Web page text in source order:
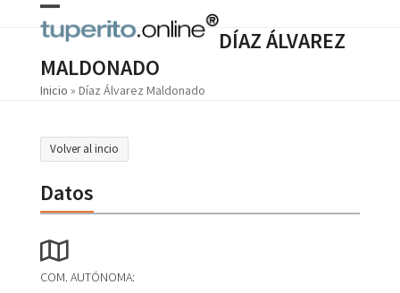
Open
mobile
menu
Close
mobile
menu
DÍAZ ÁLVAREZ
MALDONADO
Inicio » Díaz Álvarez Maldonado
Volver al incio
Datos
COM. AUTÓNOMA: